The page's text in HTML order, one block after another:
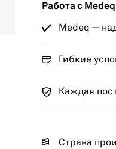
Работа с Medeq
Medeq —
Гибкие
Каждая
Страна